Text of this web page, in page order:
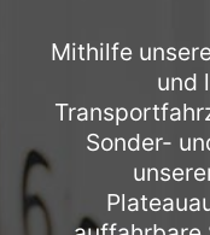
Mithilfe
und
Sonder-